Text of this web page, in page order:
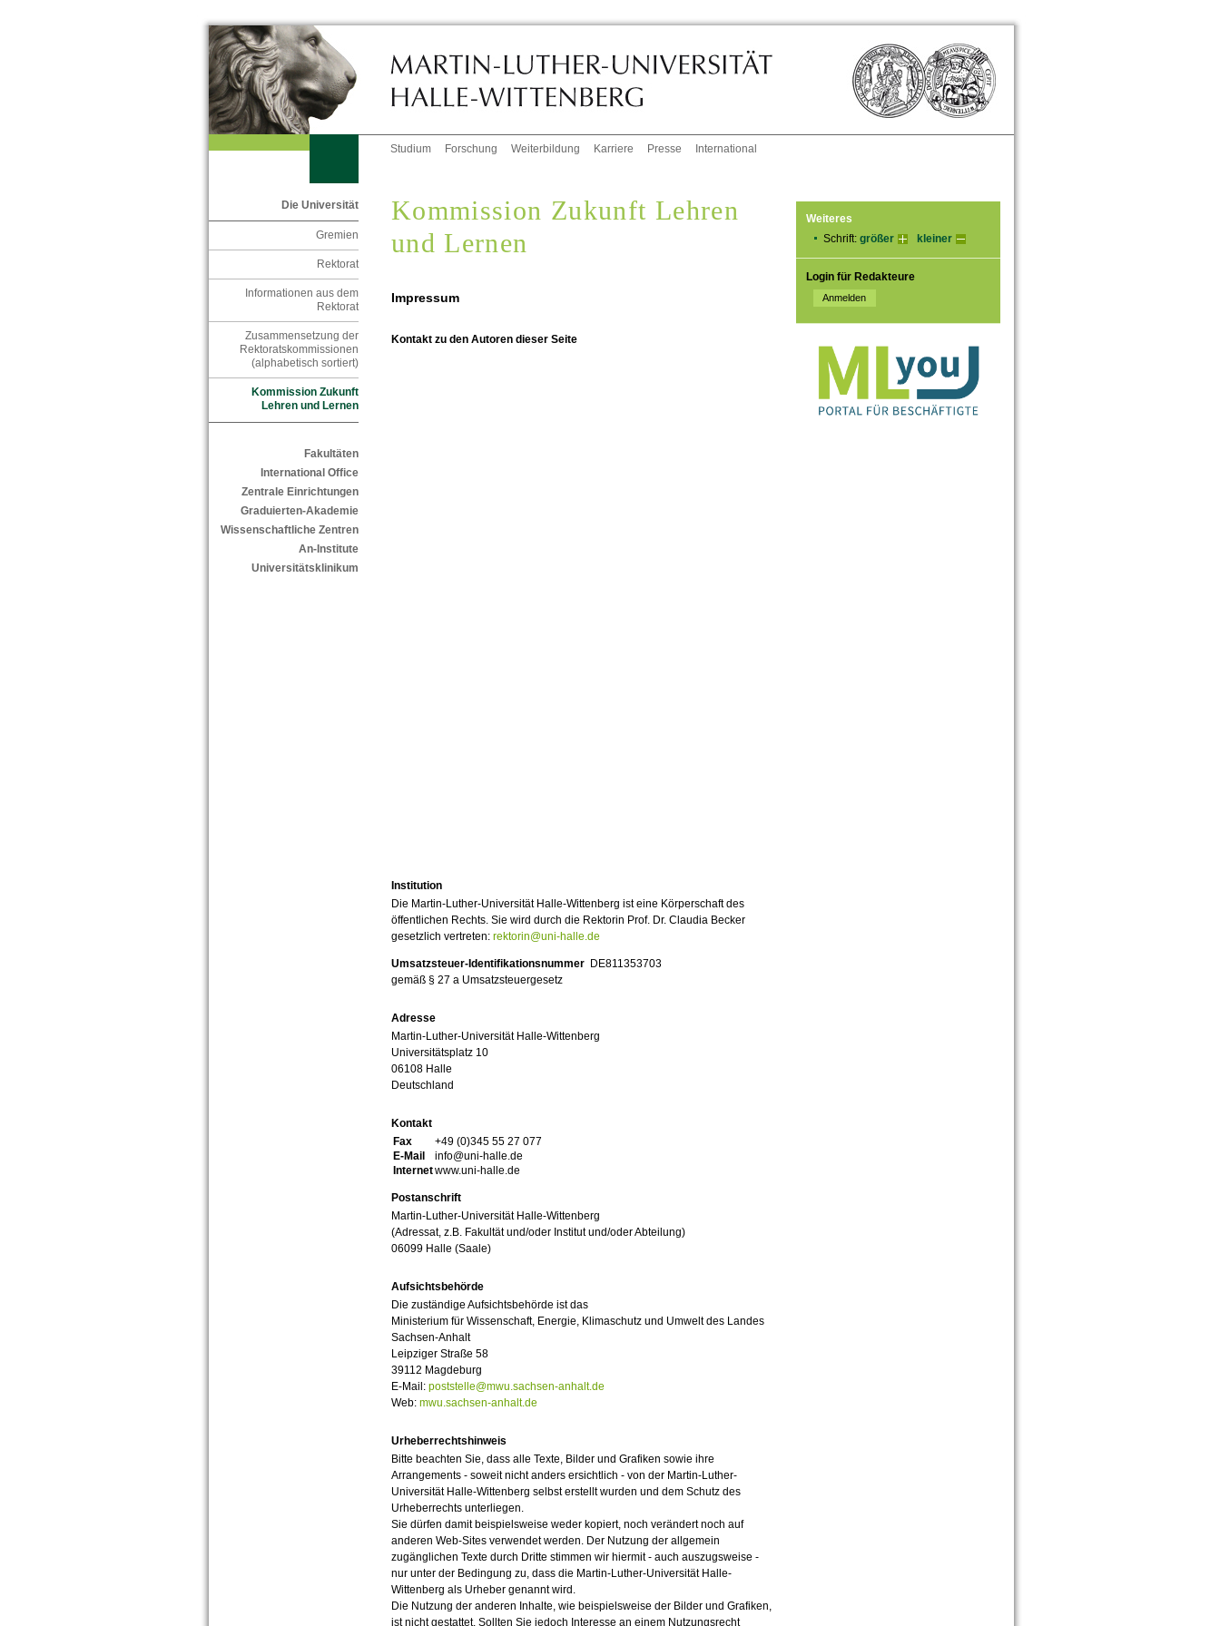
Studium Forschung Weiterbildung Karriere Presse International
Die Universität
Gremien
Rektorat
Informationen aus dem
Rektorat
Zusammensetzung der
Rektoratskommissionen
(alphabetisch sortiert)
Kommission Zukunft
Lehren und Lernen
Fakultäten
International Office
Zentrale Einrichtungen
Graduierten-Akademie
Wissenschaftliche Zentren
An-Institute
Universitätsklinikum
Weiteres
Schrift: größer kleiner
Login für Redakteure
Kommission Zukunft Lehren
und Lernen
Impressum
Kontakt zu den Autoren dieser Seite
Institution
Die Martin-Luther-Universität Halle-Wittenberg ist eine Körperschaft des
öffentlichen Rechts. Sie wird durch die Rektorin Prof. Dr. Claudia Becker
gesetzlich vertreten: rektorin@uni-halle.de
Umsatzsteuer-Identifikationsnummer DE811353703
gemäß § 27 a Umsatzsteuergesetz
Adresse
Martin-Luther-Universität Halle-Wittenberg
Universitätsplatz 10
06108 Halle
Deutschland
Kontakt
Fax
+49 (0)345 55 27 077
E-Mail
info@uni-halle.de
Internetwww.uni-halle.de
Postanschrift
Martin-Luther-Universität Halle-Wittenberg
(Adressat, z.B. Fakultät und/oder Institut und/oder Abteilung)
06099 Halle (Saale)
Aufsichtsbehörde
Die zuständige Aufsichtsbehörde ist das
Ministerium für Wissenschaft, Energie, Klimaschutz und Umwelt des Landes
Sachsen-Anhalt
Leipziger Straße 58
39112 Magdeburg
E-Mail: poststelle@mwu.sachsen-anhalt.de
Web: mwu.sachsen-anhalt.de
Urheberrechtshinweis
Bitte beachten Sie, dass alle Texte, Bilder und Grafiken sowie ihre
Arrangements - soweit nicht anders ersichtlich - von der Martin-Luther-
Universität Halle-Wittenberg selbst erstellt wurden und dem Schutz des
Urheberrechts unterliegen.
Sie dürfen damit beispielsweise weder kopiert, noch verändert noch auf
anderen Web-Sites verwendet werden. Der Nutzung der allgemein
zugänglichen Texte durch Dritte stimmen wir hiermit - auch auszugsweise -
nur unter der Bedingung zu, dass die Martin-Luther-Universität Halle-
Wittenberg als Urheber genannt wird.
Die Nutzung der anderen Inhalte, wie beispielsweise der Bilder und Grafiken,
ist nicht gestattet. Sollten Sie jedoch Interesse an einem Nutzungsrecht